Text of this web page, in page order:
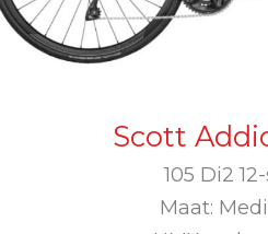
Scott
105 Di2
Maat: